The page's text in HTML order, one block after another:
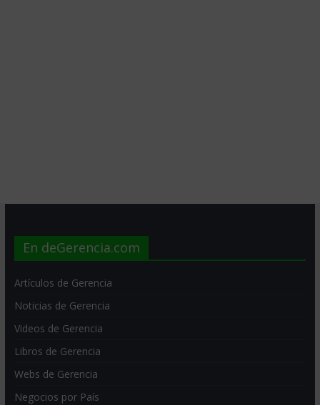
En deGerencia.com
Artículos de Gerencia
Noticias de Gerencia
Videos de Gerencia
Libros de Gerencia
Webs de Gerencia
Negocios por País